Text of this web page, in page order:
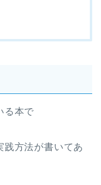
る本で
践方法が書いてあ